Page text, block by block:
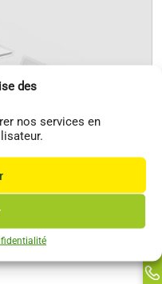
des
nos services en